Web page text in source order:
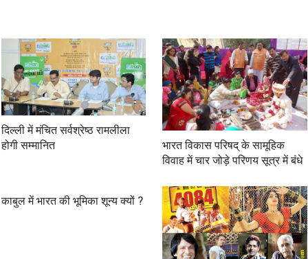
दिल्ली में मंचित सर्वश्रेष्ठ रामलीला
होगी सम्मानित
भारत विकास परिषद् के सामूहिक
विवाह में चार जोड़े परिणय सूत्र में बंधे
काबुल में भारत की भूमिका शून्य क्यों ?